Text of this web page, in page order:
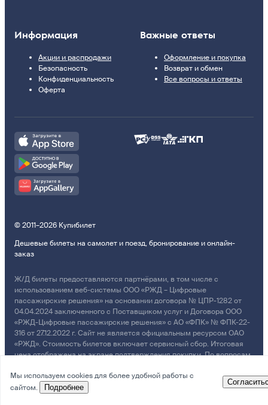
Информация
Акции и распродажи
Безопасность
Конфиденциальность
Оферта
Важные ответы
Оформление и покупка
Возврат и обмен
Все вопросы и ответы
© 2011–2026 Купибилет
Дешевые билеты на самолет и поезд, бронирование и онлайн-
заказ
Ж/Д билеты предоставляются партнёрами, в том числе с
использованием веб-системы ООО «РЖД – Цифровые
пассажирские решения» на основании договора № ЦПР-1282 от
04.04.2024 заключенного с Поставщиком услуг и Договора ООО
«РЖД-Цифровые пассажирские решения» с АО «ФПК» № ФПК-22-
316 от 27.12.2022 г. Сайт не является официальным ресурсом ОАО
«РЖД». Стоимость билетов включает сервисный сбор. Итоговая
цена отображена на экране подтверждения покупки. По вопросам
возмещении убытков просим обращаться в Службу Заботы.
Мы используем cookies для более удобной работы с
сайтом.
Подробнее